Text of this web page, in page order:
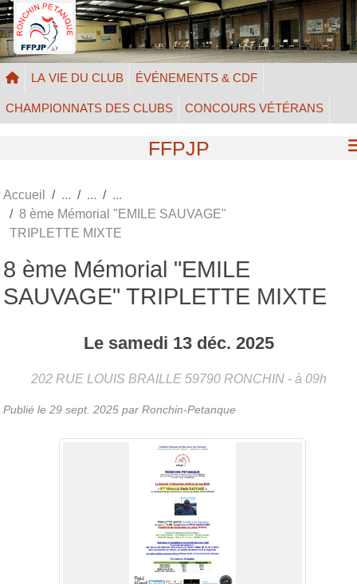
LA VIE DU CLUB ÉVÉNEMENTS & CDF
CHAMPIONNATS DES CLUBS CONCOURS VÉTÉRANS
FFPJP
Accueil
8 ème Mémorial "EMILE SAUVAGE"
TRIPLETTE MIXTE
8 ème Mémorial "EMILE
SAUVAGE" TRIPLETTE MIXTE
Le samedi 13 déc. 2025
202 RUE LOUIS BRAILLE 59790 RONCHIN - à 09h
Publié le 29 sept. 2025 par Ronchin-Petanque
Panneau de gestion des cookies